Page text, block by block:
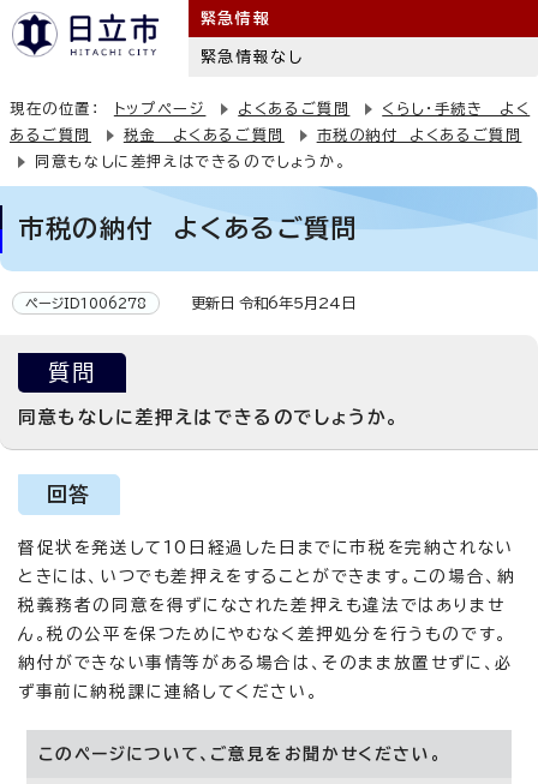
緊急情報
緊急情報なし
現在の位置： トップページ よくあるご質問
くらし・手続き よく
あるご質問
税金 よくあるご質問
市税の納付 よくあるご質問
同意もなしに差押えはできるのでしょうか。
市税の納付 よくあるご質問
ページID1006278 更新日 令和6年5月24日
質問
同意もなしに差押えはできるのでしょうか。
回答
督促状を発送して10日経過した日までに市税を完納されない
ときには、いつでも差押えをすることができます。この場合、納
税義務者の同意を得ずになされた差押えも違法ではありませ
ん。税の公平を保つためにやむなく差押処分を行うものです。
納付ができない事情等がある場合は、そのまま放置せずに、必
ず事前に納税課に連絡してください。
このページについて、ご意見をお聞かせください。